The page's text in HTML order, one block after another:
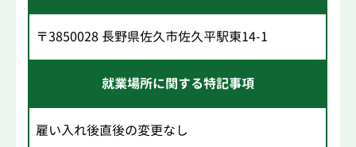
〒3850028 長野県佐久市佐久平駅東14-1
就業場所に関する特記事項
雇い入れ後直後の変更なし